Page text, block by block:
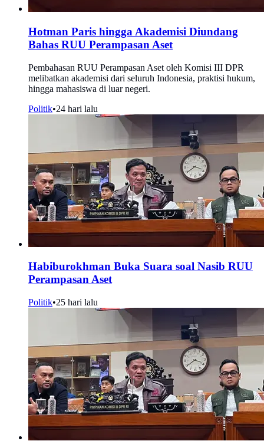
Hotman Paris hingga Akademisi Diundang
Bahas RUU Perampasan Aset
Pembahasan RUU Perampasan Aset oleh Komisi III DPR
melibatkan akademisi dari seluruh Indonesia, praktisi hukum,
hingga mahasiswa di luar negeri.
Politik•24 hari lalu
Habiburokhman Buka Suara soal Nasib RUU
Perampasan Aset
Politik•25 hari lalu